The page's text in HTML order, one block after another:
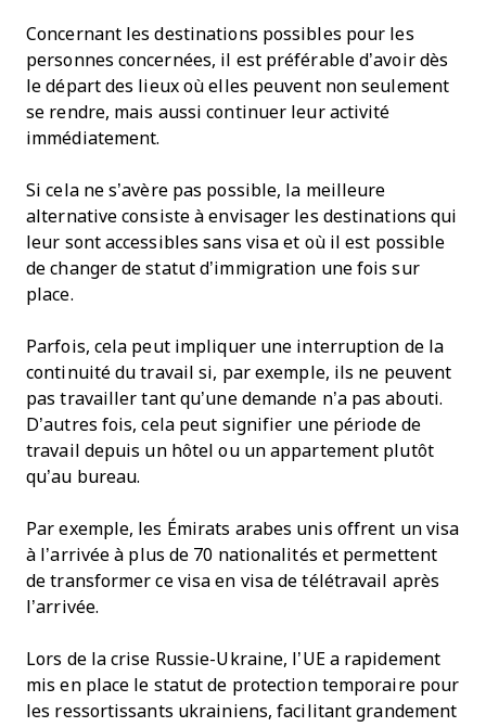
Concernant les destinations possibles pour les
personnes concernées, il est préférable d’avoir dès
le départ des lieux où elles peuvent non seulement
se rendre, mais aussi continuer leur activité
immédiatement.
Si cela ne s’avère pas possible, la meilleure
alternative consiste à envisager les destinations qui
leur sont accessibles sans visa et où il est possible
de changer de statut d’immigration une fois sur
place.
Parfois, cela peut impliquer une interruption de la
continuité du travail si, par exemple, ils ne peuvent
pas travailler tant qu’une demande n’a pas abouti.
D’autres fois, cela peut signifier une période de
travail depuis un hôtel ou un appartement plutôt
qu’au bureau.
Par exemple, les Émirats arabes unis offrent un visa
à l’arrivée à plus de 70 nationalités et permettent
de transformer ce visa en visa de télétravail après
l’arrivée.
Lors de la crise Russie-Ukraine, l’UE a rapidement
mis en place le statut de protection temporaire pour
les ressortissants ukrainiens, facilitant grandement